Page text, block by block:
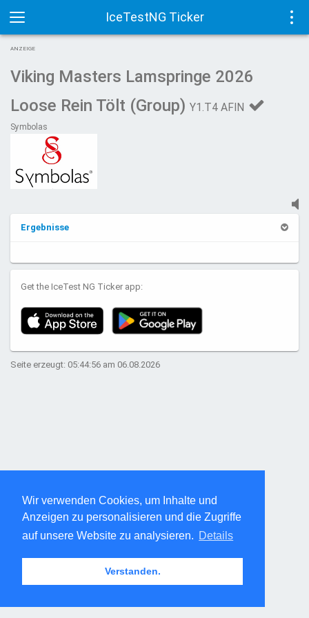
Wir verwenden Cookies, um Inhalte und
Anzeigen zu personalisieren und die Zugriffe
auf unsere Website zu analysieren. Details
Verstanden.
IceTestNG Ticker
Toggle
navigation
ANZEIGE
Viking Masters Lamspringe 2026
Loose Rein Tölt (Group) Y1.T4 AFIN
Symbolas
Ergebnisse
Get the IceTest NG Ticker app:
Seite erzeugt: 05:44:56 am 06.08.2026